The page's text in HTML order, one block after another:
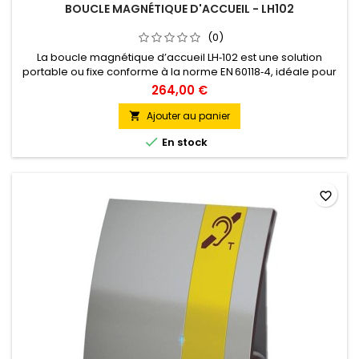
BOUCLE MAGNÉTIQUE D'ACCUEIL - LH102
(0)
La boucle magnétique d’accueil LH‑102 est une solution
portable ou fixe conforme à la norme EN 60118‑4, idéale pour
les ERP. Elle transmet le son via champ magnétique aux
personnes malentendantes équipées (position T) ou par
écouteur amplifié. Facile à utiliser, elle dispose d’un micro
intégré ou externe, fonctionne sur batterie rechargeable (5 à
8 h) ou...
264,00 €
 Ajouter au panier
 En stock
favorite_border